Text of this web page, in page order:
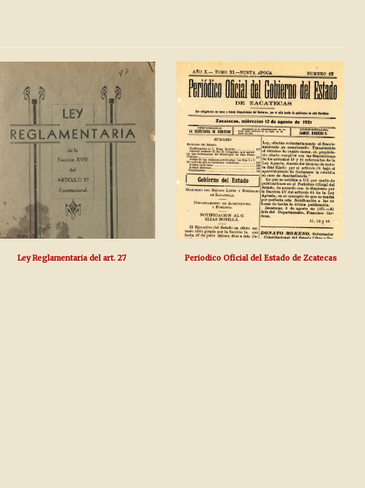
Ley Reglamentaria del art. 27 Periodico Oficial del Estado de Zcatecas